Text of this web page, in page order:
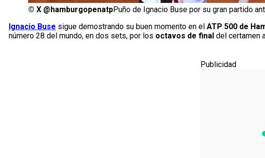
© X @hamburgopenatpPuño de Ignacio Buse por su gran partido
Ignacio Buse sigue demostrando su buen momento en el ATP 500 de
número 28 del mundo, en dos sets, por los octavos de final del certamen
Publicidad